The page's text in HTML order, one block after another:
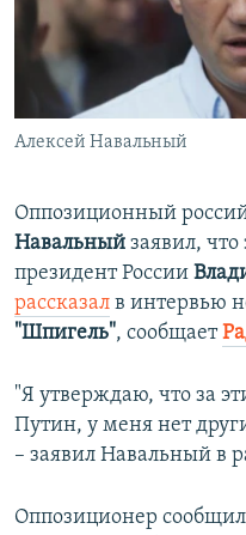
ПОБЕДИТЕЛЕЙ НЕ СУДЯТ?
КРЫМ.НЕПОКОРЕННЫЙ
ELIFBE
УКРАИНСКАЯ ПРОБЛЕМА
ПРИСОЕДИНЯЙТЕСЬ!
Алексей Навальный
Оппозиционный
Навальный заявил, что
президент России
рассказал в интервью
"Шпигель", сообщает
"Я утверждаю, что за
Путин, у меня нет
– заявил Навальный в
Оппозиционер